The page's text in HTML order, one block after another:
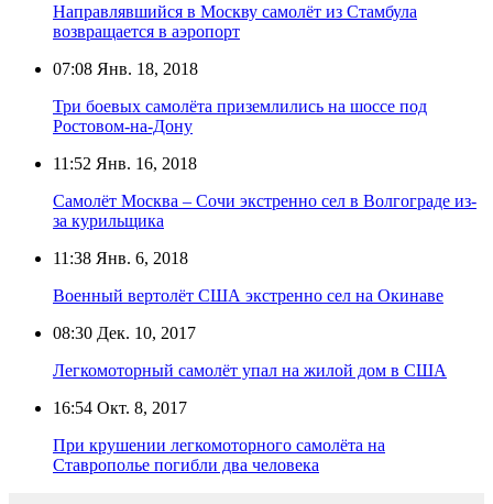
Направлявшийся в Москву самолёт из Стамбула
возвращается в аэропорт
07:08 Янв. 18, 2018
Три боевых самолёта приземлились на шоссе под
Ростовом-на-Дону
11:52 Янв. 16, 2018
Самолёт Москва – Сочи экстренно сел в Волгограде из-
за курильщика
11:38 Янв. 6, 2018
Военный вертолёт США экстренно сел на Окинаве
08:30 Дек. 10, 2017
Легкомоторный самолёт упал на жилой дом в США
16:54 Окт. 8, 2017
При крушении легкомоторного самолёта на
Ставрополье погибли два человека